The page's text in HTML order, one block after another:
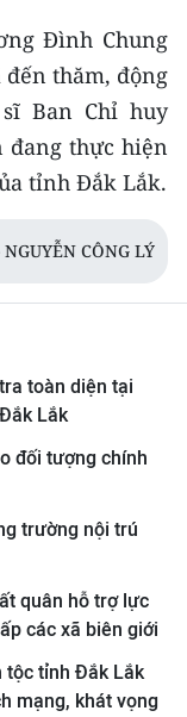
Đình Chung
đến thăm, động
Ban Chỉ huy
đang thực hiện
tỉnh Đắk Lắk.
CÔNG LÝ
toàn diện tại
Lắk
đối tượng chính
trường nội trú
quân hỗ trợ lực
các xã biên giới
tộc tỉnh Đắk Lắk
mạng, khát vọng